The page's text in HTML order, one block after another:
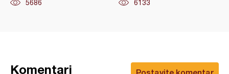
5686 6133
Komentari